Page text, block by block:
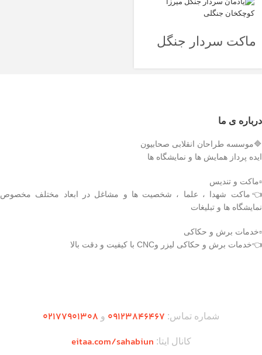
ماکت سردار جنگل
درباره ی ما
🔷موسسه طراحان انقلابی صحابیون
ایده پرداز همایش ها و نمایشگاه ها
▫️ماکت و تندیس
👈ماکت شهدا ، علما ، شخصیت ها و مشاغل در ابعاد مختلف مخصوص
نمایشگاه ها و تبلیغات
▫️خدمات برش و حکاکی
👈خدمات برش و حکاکی لیزر وCNC با کیفیت و دقت بالا
شماره تماس: ۰۹۱۲۳846467 و ۰2۱77901308
کانال ایتا: eitaa.com/sahabiun